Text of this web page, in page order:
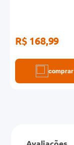
R$ 168,99